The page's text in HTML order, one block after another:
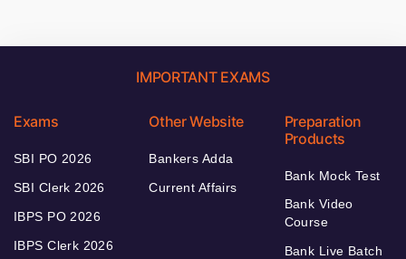
IMPORTANT EXAMS
Exams
SBI PO 2026
SBI Clerk 2026
IBPS PO 2026
IBPS Clerk 2026
Other Website
Bankers Adda
Current Affairs
Preparation
Products
Bank Mock Test
Bank Video
Course
Bank Live Batch